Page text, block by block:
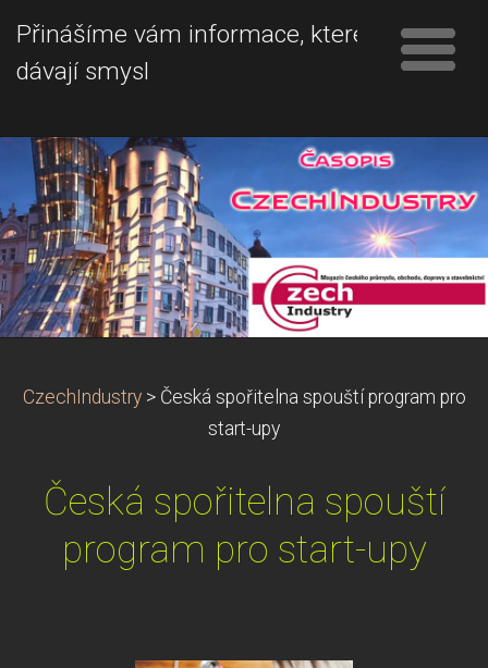
Přinášíme vám informace, které
dávají smysl
CzechIndustry > Česká spořitelna spouští program pro
start-upy
Česká spořitelna spouští
program pro start-upy